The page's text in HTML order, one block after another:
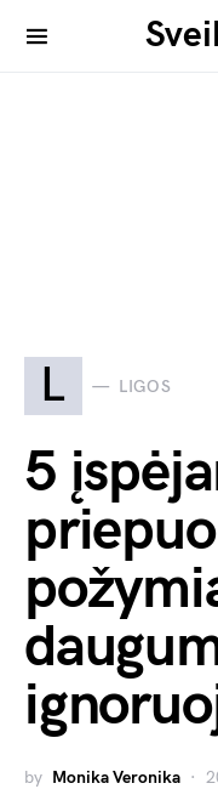
L LIGOS
5
by Monika Veronika